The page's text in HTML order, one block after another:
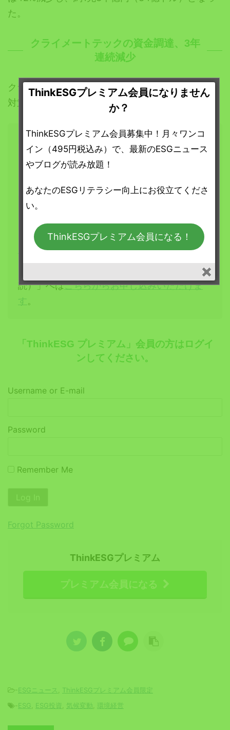
た。
クライメートテックの資金調達、3年
連続減少
クライメートテック企業（テクノロジーで気候変動
対策に取り組む企業）は、
ここから先は「ThinkESG プレミアム」
会員限定の
コンテンツです。
ム会員（1ヶ月定期購読）」の詳細については
こちらをご覧ください。
読）」へはこちらからお申し込みいただけま
す。
「ThinkESG プレミアム」会員の方はログイ
ンしてください。
Username or E-mail
Password
Remember Me
Forgot Password
ThinkESGプレミアム
プレミアム会員になる
-ESGニュース
ThinkESGプレミアム会員限定
ESG ESG投資 気候変動 環境経営
ThinkESGプレミアム会員になりません
か？
ThinkESGプレミアム会員募集中！月々ワンコ
イン（495円税込み）で、最新のESGニュース
やブログが読み放題！
あなたのESGリテラシー向上にお役立てくださ
い。
ThinkESGプレミアム会員になる！